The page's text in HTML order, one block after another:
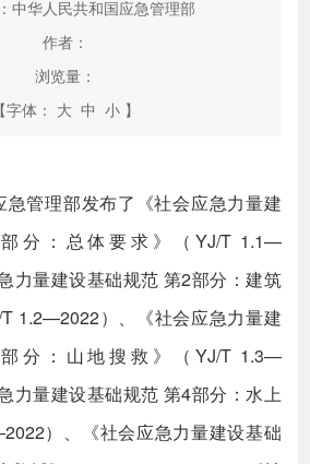
中华人民共和国应急管理部
作者：
浏览量：
【字体： 大 中 小 】
急管理部发布了《社会应急力量建
分：总体要求》（YJ/T 1.1—
力量建设基础规范 第2部分：建筑
1.2—2022）、《社会应急力量建
分：山地搜救》（YJ/T 1.3—
力量建设基础规范 第4部分：水上
）、《社会应急力量建设基础